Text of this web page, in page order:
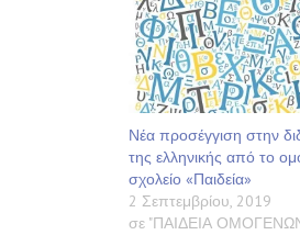
Νέα προσέγγιση στην
της ελληνικής από το
σχολείο «Παιδεία»
2 Σεπτεμβρίου, 2019
σε "ΠΑΙΔΕΙΑ